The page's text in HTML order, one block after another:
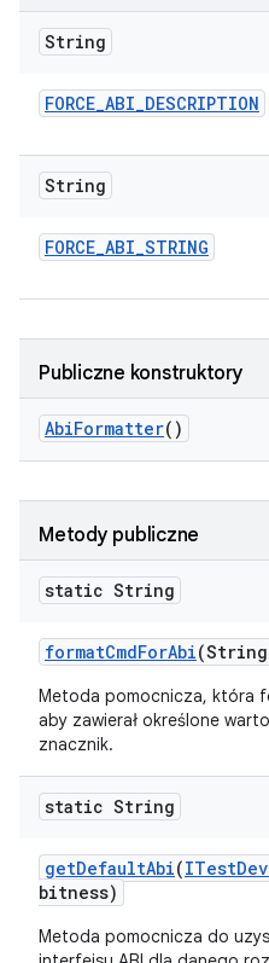
String
FORCE_ABI_DESCRIPTION
String
FORCE_ABI_STRING
Publiczne konstruktory
AbiFormatter()
Metody publiczne
static String
formatCmdForAbi
Metoda pomocnicza, która
aby zawierał określone
znacznik.
static String
getDefaultAbi(ITest
bitness)
Metoda pomocnicza do